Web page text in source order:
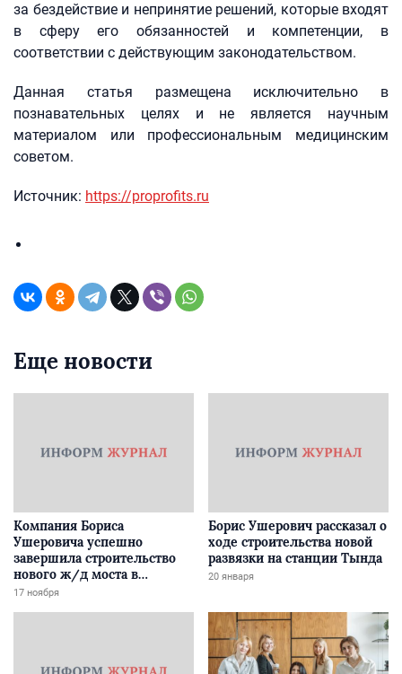
за бездействие и непринятие решений, которые входят
в сферу его обязанностей и компетенции, в
соответствии с действующим законодательством.
Данная статья размещена исключительно в
познавательных целях и не является научным
материалом или профессиональным медицинским
советом.
Источник: https://proprofits.ru
Еще новости
Компания Бориса
Ушеровича успешно
завершила строительство
нового ж/д моста в
Забайкалье
17 ноября
Борис Ушерович рассказал о
ходе строительства новой
развязки на станции Тында
20 января